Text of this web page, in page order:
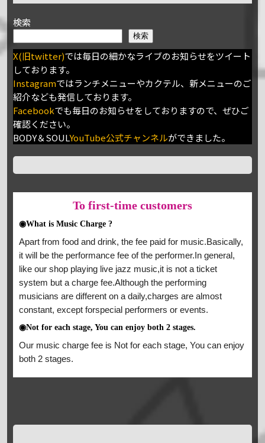
検索
検索
X(旧twitter)では毎日の細かなライブのお知らせをツイート
しております。
Instagramではランチメニューやカクテル、新メニューのご
紹介なども発信しております。
Facebookでも毎日のお知らせをしておりますので、ぜひご
確認ください。
BODY＆SOULYouTube公式チャンネルができました。
To first-time customers
◉What is Music Charge ?
Apart from food and drink, the fee paid for music.Basically,
it will be the performance fee of the performer.In general,
like our shop playing live jazz music,it is not a ticket
system but a charge fee.Although the performing
musicians are different on a daily,charges are almost
constant, except forspecial performers or events.
◉Not for each stage, You can enjoy both 2 stages.
Our music charge fee is Not for each stage, You can enjoy
both 2 stages.